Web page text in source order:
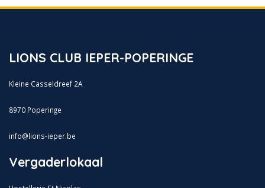
LIONS CLUB IEPER-POPERINGE
Kleine Casseldreef 2A
8970 Poperinge
info@lions-ieper.be
Vergaderlokaal